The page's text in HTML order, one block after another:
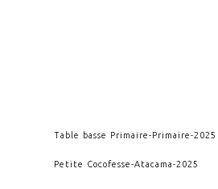
Table basse Primaire-Primaire-2025
Petite Cocofesse-Atacama-2025